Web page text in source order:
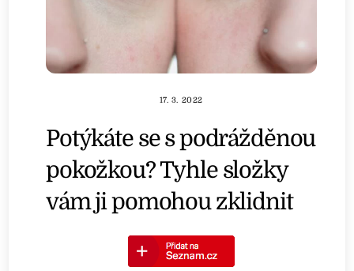
17. 3. 2022
Potýkáte se s podrážděnou
pokožkou? Tyhle složky
vám ji pomohou zklidnit